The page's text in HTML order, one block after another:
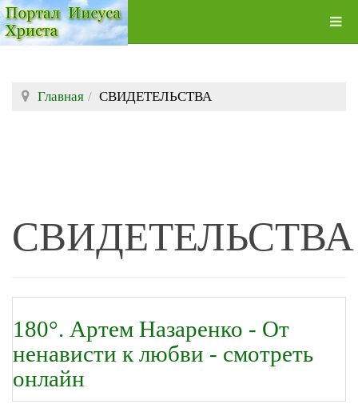
Главная СВИДЕТЕЛЬСТВА
СВИДЕТЕЛЬСТВА
180°. Артем Назаренко - От
ненависти к любви - смотреть
онлайн